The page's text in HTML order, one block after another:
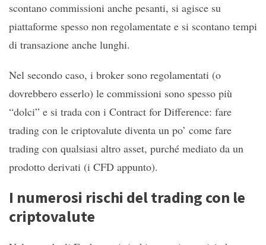
scontano commissioni anche pesanti, si agisce su
piattaforme spesso non regolamentate e si scontano tempi
di transazione anche lunghi.
Nel secondo caso, i broker sono regolamentati (o
dovrebbero esserlo) le commissioni sono spesso più
“dolci” e si trada con i Contract for Difference: fare
trading con le criptovalute diventa un po’ come fare
trading con qualsiasi altro asset, purché mediato da un
prodotto derivati (i CFD appunto).
I numerosi rischi del trading con le
criptovalute